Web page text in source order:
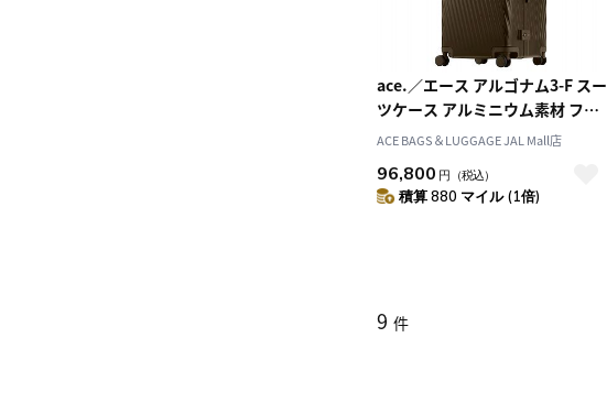
ace.／エース アルゴナム3-F スー
ツケース アルミニウム素材 フレ
ームタイプ 100リットル 05503
ACE BAGS＆LUGGAGE JAL Mall店
96,800 円 （税込）
積算 880 マイル (1倍)
9 件